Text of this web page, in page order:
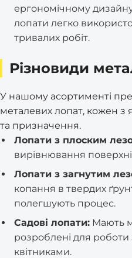
ергономічному дизайну
лопати легко
тривалих робіт.
Різновиди
У нашому асортименті
металевих лопат, кожен з
та призначення.
Лопати з плоским
вирівнювання
Лопати з загнутим
копання в твердих
полегшують процес.
Садові лопати: Мають
розроблені для
квітниками.